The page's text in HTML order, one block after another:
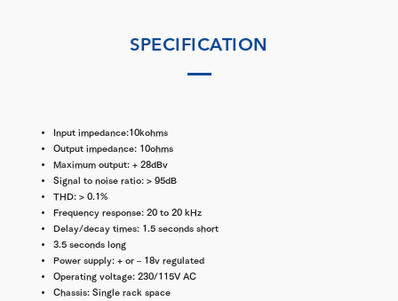
SPECIFICATION
Input impedance:10kohms
Output impedance:10ohms
Maximum output:+ 28dBv
Signal to noise ratio:> 95dB
THD:> 0.1%
Frequency response:20 to 20 kHz
Delay/decay times:1.5 seconds short
3.5 seconds long
Power supply:+ or – 18v regulated
Operating voltage:230/115V AC
Chassis:Single rack space